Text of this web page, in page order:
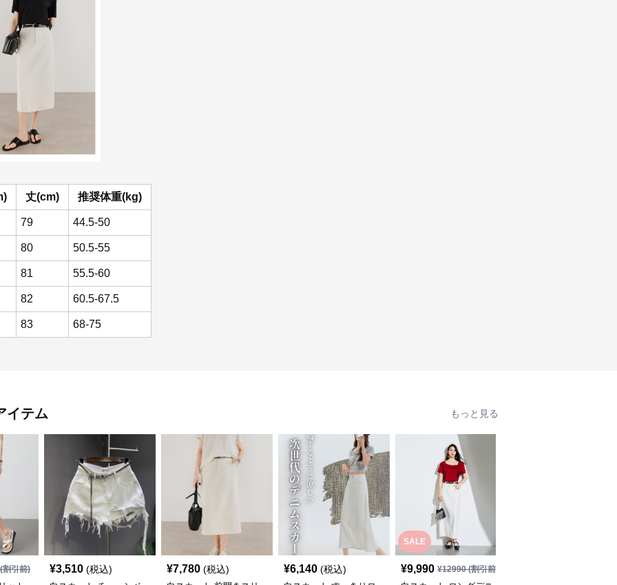
丈(cm) 推奨体重(kg)
79 44.5-50
80 50.5-55
81 55.5-60
82 60.5-67.5
83 68-75
イテム もっと見る
引前) ¥3,510 (税込) ¥7,780 (税込) ¥6,140 (税込)
SALE
¥9,990 ¥12990(割引前)